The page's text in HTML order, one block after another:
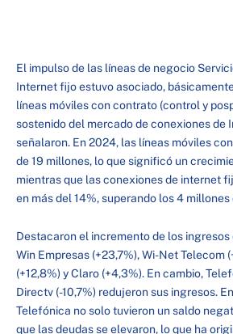
El impulso de las líneas de negocio
Internet fijo estuvo asociado,
líneas móviles con contrato (control y
sostenido del mercado de conexiones de
señalaron. En 2024, las líneas móviles
de 19 millones, lo que significó un
mientras que las conexiones de internet
en más del 14%, superando los 4
Destacaron el incremento de los ingresos
Win Empresas (+23,7%), Wi-Net Telecom
(+12,8%) y Claro (+4,3%). En cambio,
Directv (-10,7%) redujeron sus ingresos.
Telefónica no solo tuvieron un saldo
que las deudas se elevaron, lo que ha